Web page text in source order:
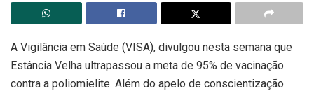
A Vigilância em Saúde (VISA), divulgou nesta semana que
Estância Velha ultrapassou a meta de 95% de vacinação
contra a poliomielite. Além do apelo de conscientização